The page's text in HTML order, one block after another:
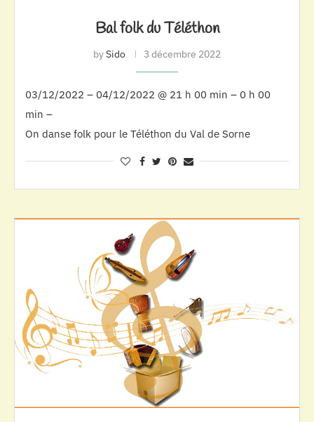
Bal folk du Téléthon
bySido 3 décembre 2022
03/12/2022 – 04/12/2022 @ 21 h 00 min – 0 h 00
min –
On danse folk pour le Téléthon du Val de Sorne